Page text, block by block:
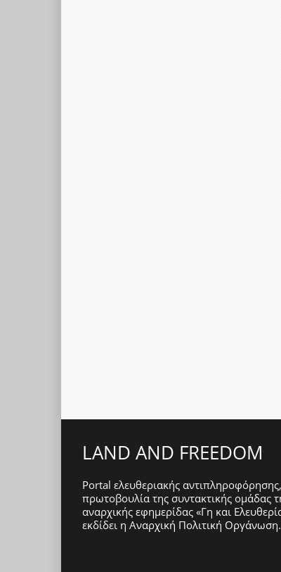
LAND AND FREEDOM
Portal ελευθεριακής αντιπληροφόρησης,
πρωτοβουλία της συντακτικής ομάδας
αναρχικής εφημερίδας «Γη και
εκδίδει η Αναρχική Πολιτική Οργάνωση.